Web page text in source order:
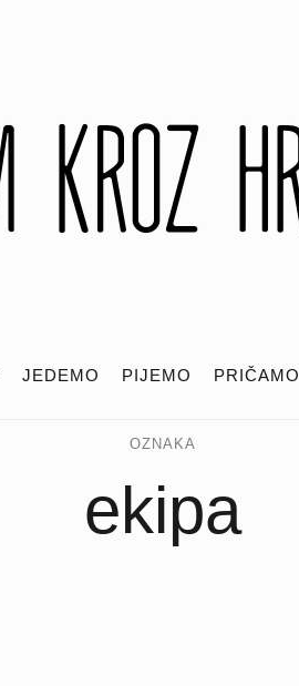
JEDEMO PIJEMO PRIČAMO
OZNAKA
ekipa